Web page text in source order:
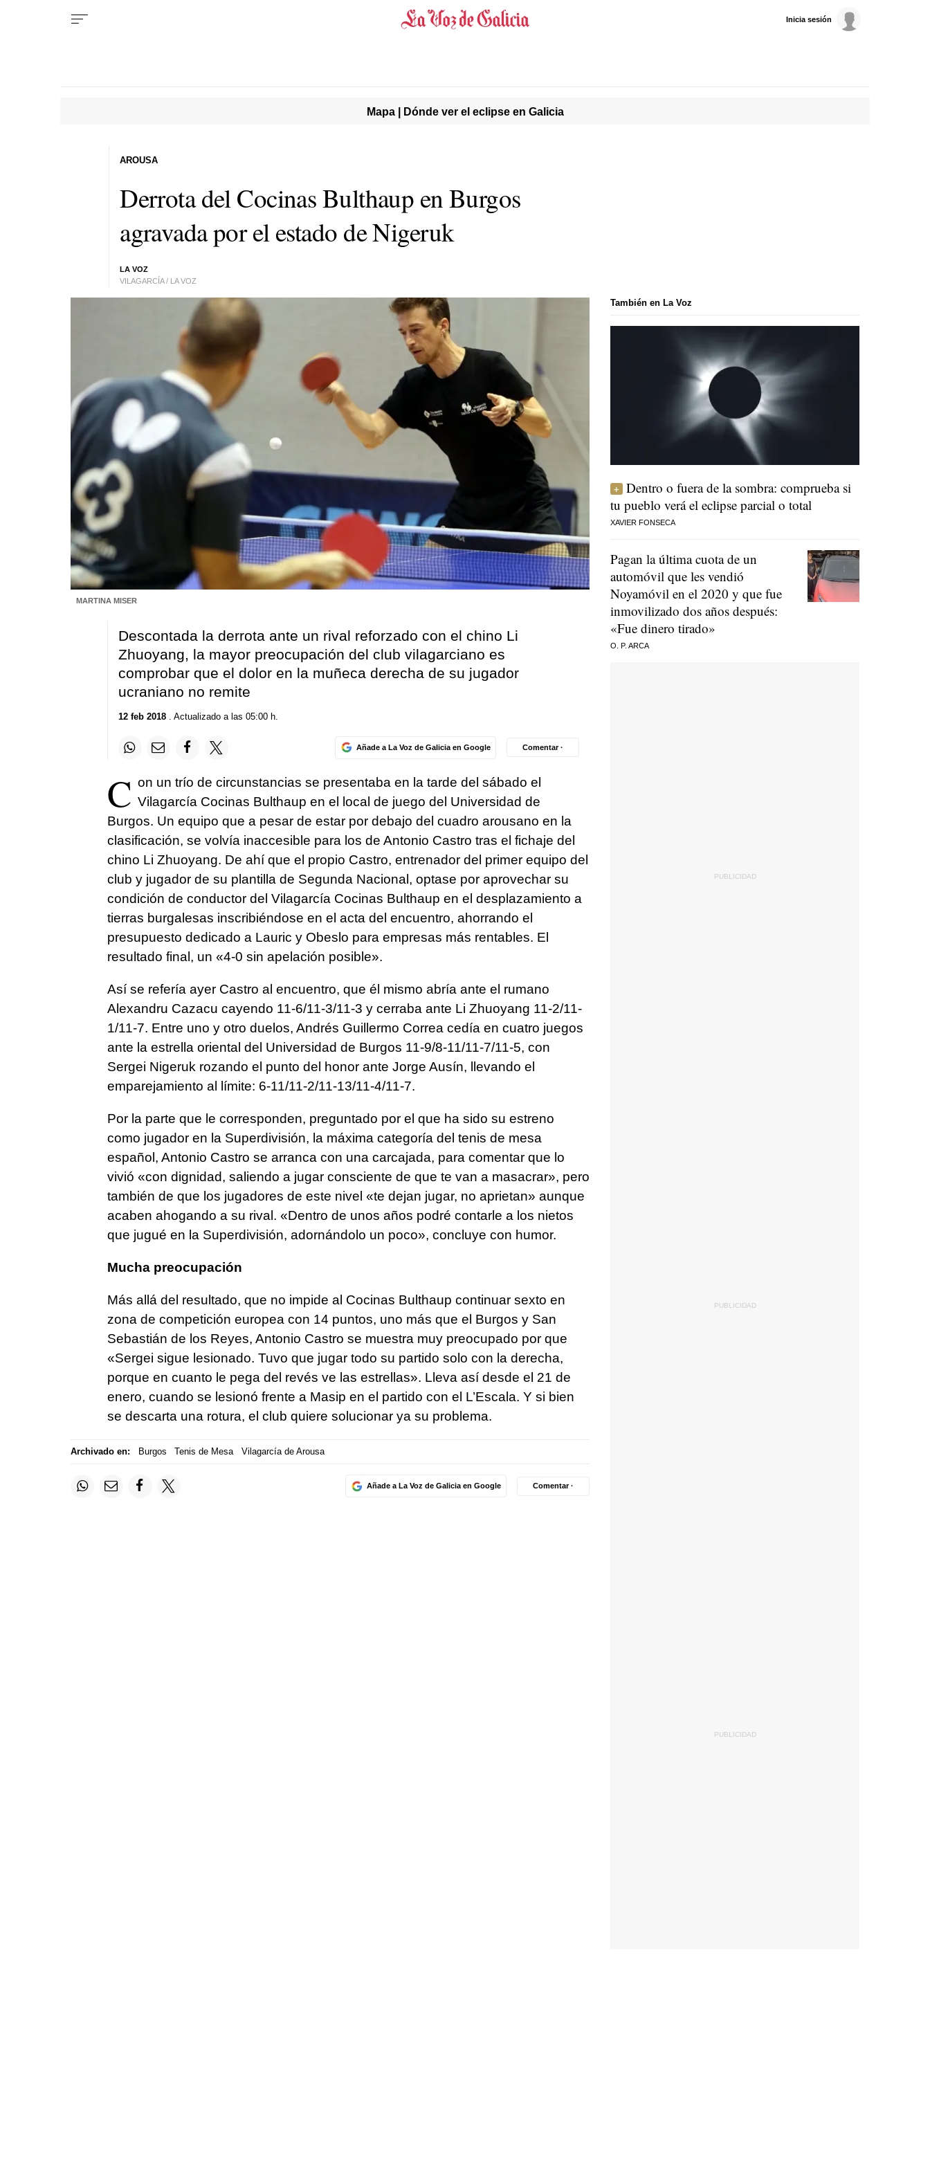
Inicia sesión
Mapa | Dónde ver el eclipse en Galicia
Derrota del Cocinas Bulthaup en Burgos
agravada por el estado de Nigeruk
LA VOZ
VILAGARCÍA / LA VOZ
AROUSA
MARTINA MISER
Descontada la derrota ante un rival reforzado con el chino Li
Zhuoyang, la mayor preocupación del club vilagarciano es
comprobar que el dolor en la muñeca derecha de su jugador
ucraniano no remite
12 feb 2018. Actualizado a las 05:00 h.
Añade a La Voz de Galicia en Google Comentar ·
C on un trío de circunstancias se presentaba en la tarde del sábado el
Vilagarcía Cocinas Bulthaup en el local de juego del Universidad de
Burgos. Un equipo que a pesar de estar por debajo del cuadro arousano en la
clasificación, se volvía inaccesible para los de Antonio Castro tras el fichaje del
chino Li Zhuoyang. De ahí que el propio Castro, entrenador del primer equipo del
club y jugador de su plantilla de Segunda Nacional, optase por aprovechar su
condición de conductor del Vilagarcía Cocinas Bulthaup en el desplazamiento a
tierras burgalesas inscribiéndose en el acta del encuentro, ahorrando el
presupuesto dedicado a Lauric y Obeslo para empresas más rentables. El
resultado final, un «4-0 sin apelación posible».
Así se refería ayer Castro al encuentro, que él mismo abría ante el rumano
Alexandru Cazacu cayendo 11-6/11-3/11-3 y cerraba ante Li Zhuoyang 11-2/11-
1/11-7. Entre uno y otro duelos, Andrés Guillermo Correa cedía en cuatro juegos
ante la estrella oriental del Universidad de Burgos 11-9/8-11/11-7/11-5, con
Sergei Nigeruk rozando el punto del honor ante Jorge Ausín, llevando el
emparejamiento al límite: 6-11/11-2/11-13/11-4/11-7.
Por la parte que le corresponden, preguntado por el que ha sido su estreno
como jugador en la Superdivisión, la máxima categoría del tenis de mesa
español, Antonio Castro se arranca con una carcajada, para comentar que lo
vivió «con dignidad, saliendo a jugar consciente de que te van a masacrar», pero
también de que los jugadores de este nivel «te dejan jugar, no aprietan» aunque
acaben ahogando a su rival. «Dentro de unos años podré contarle a los nietos
que jugué en la Superdivisión, adornándolo un poco», concluye con humor.
Mucha preocupación
Más allá del resultado, que no impide al Cocinas Bulthaup continuar sexto en
zona de competición europea con 14 puntos, uno más que el Burgos y San
Sebastián de los Reyes, Antonio Castro se muestra muy preocupado por que
«Sergei sigue lesionado. Tuvo que jugar todo su partido solo con la derecha,
porque en cuanto le pega del revés ve las estrellas». Lleva así desde el 21 de
enero, cuando se lesionó frente a Masip en el partido con el L’Escala. Y si bien
se descarta una rotura, el club quiere solucionar ya su problema.
Archivado en: Burgos Tenis de Mesa Vilagarcía de Arousa
Añade a La Voz de Galicia en Google Comentar ·
También en La Voz
Dentro o fuera de la sombra: comprueba si
tu pueblo verá el eclipse parcial o total
XAVIER FONSECA
Pagan la última cuota de un
automóvil que les vendió
Noyamóvil en el 2020 y que fue
inmovilizado dos años después:
«Fue dinero tirado»
O. P. ARCA